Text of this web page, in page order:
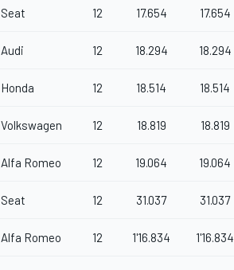
Seat 12 17.654 17.654
Audi 12 18.294 18.294
Honda 12 18.514 18.514
Volkswagen 12 18.819 18.819
Alfa Romeo 12 19.064 19.064
Seat 12 31.037 31.037
Alfa Romeo 12 1'16.834 1'16.834